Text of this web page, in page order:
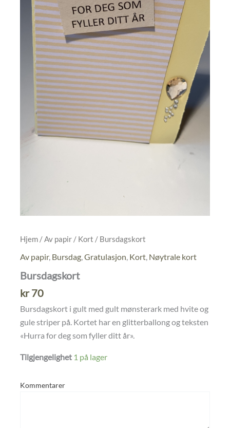
Hjem /Av papir / Kort / Bursdagskort
Av papir, Bursdag,Gratulasjon, Kort, Nøytrale kort
Bursdagskort
kr70
Bursdagskort i gult med gult mønsterark med hvite og
gule striper på. Kortet har en glitterballong og teksten
«Hurra for deg som fyller ditt år».
Tilgjengelighet 1 på lager
Kommentarer